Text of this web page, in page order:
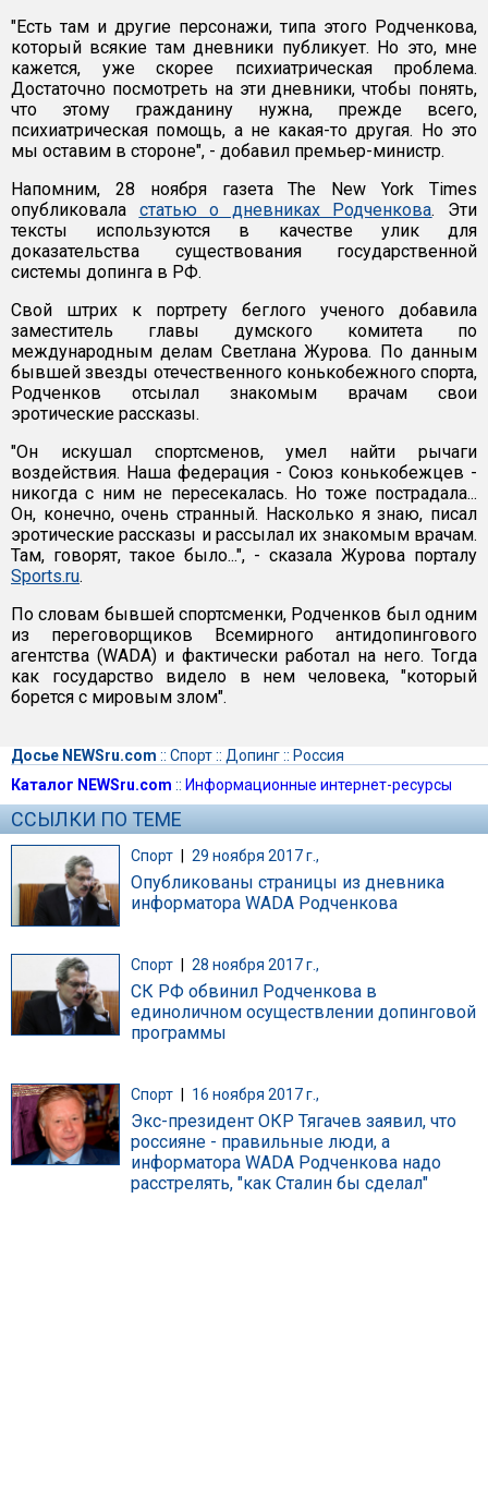
"Есть там и другие персонажи, типа этого Родченкова,
который всякие там дневники публикует. Но это, мне
кажется, уже скорее психиатрическая проблема.
Достаточно посмотреть на эти дневники, чтобы понять,
что этому гражданину нужна, прежде всего,
психиатрическая помощь, а не какая-то другая. Но это
мы оставим в стороне", - добавил премьер-министр.
Напомним, 28 ноября газета The New York Times
опубликовала статью о дневниках Родченкова. Эти
тексты используются в качестве улик для
доказательства существования государственной
системы допинга в РФ.
Свой штрих к портрету беглого ученого добавила
заместитель главы думского комитета по
международным делам Светлана Журова. По данным
бывшей звезды отечественного конькобежного спорта,
Родченков отсылал знакомым врачам свои
эротические рассказы.
"Он искушал спортсменов, умел найти рычаги
воздействия. Наша федерация - Союз конькобежцев -
никогда с ним не пересекалась. Но тоже пострадала...
Он, конечно, очень странный. Насколько я знаю, писал
эротические рассказы и рассылал их знакомым врачам.
Там, говорят, такое было...", - сказала Журова порталу
Sports.ru.
По словам бывшей спортсменки, Родченков был одним
из переговорщиков Всемирного антидопингового
агентства (WADA) и фактически работал на него. Тогда
как государство видело в нем человека, "который
борется с мировым злом".
Досье NEWSru.com :: Спорт:: Допинг:: Россия
Каталог NEWSru.com :: Информационные интернет-ресурсы
ССЫЛКИ ПО ТЕМЕ
Спорт | 29 ноября 2017 г.,
Опубликованы страницы из дневника
информатора WADA Родченкова
Спорт 28 ноября 2017 г.,
СК РФ обвинил Родченкова в
единоличном осуществлении допинговой
программы
Спорт 16 ноября 2017 г.,
Экс-президент ОКР Тягачев заявил, что
россияне - правильные люди, а
информатора WADA Родченкова надо
расстрелять, "как Сталин бы сделал"